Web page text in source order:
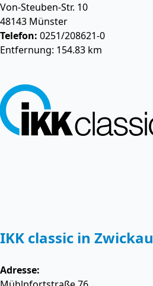
Von-Steuben-Str. 10
48143 Münster
Telefon: 0251/208621-0
Entfernung: 154.83 km
IKK classic in Zwickau
Adresse: